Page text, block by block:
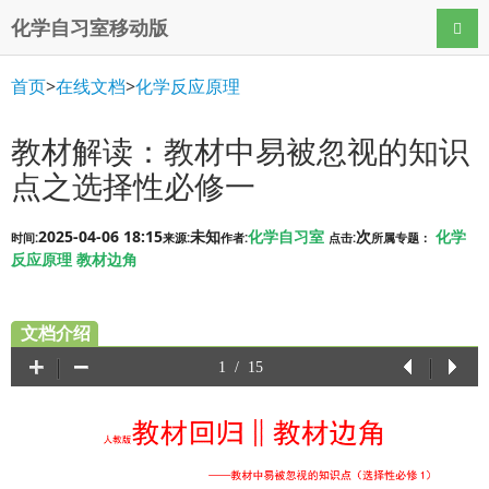
化学自习室移动版 导航
首页>在线文档>化学反应原理
教材解读：教材中易被忽视的知识
点之选择性必修一
时间:2025-04-06 18:15来源:未知作者:化学自习室 点击:次所属专题： 化学
反应原理 教材边角
文档介绍